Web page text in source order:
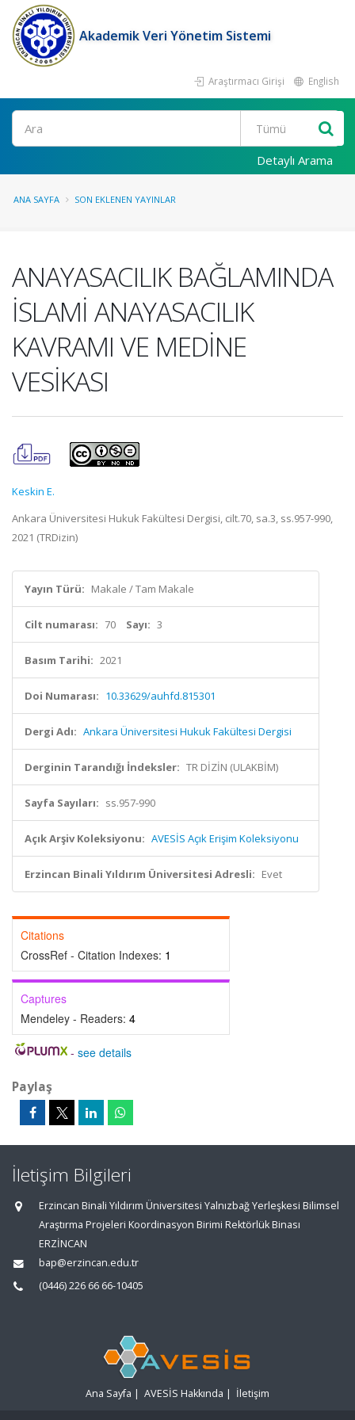
Akademik Veri Yönetim Sistemi
Araştırmacı Girişi English
Ara
Detaylı Arama
ANA SAYFA SON EKLENEN YAYINLAR
ANAYASACILIK BAĞLAMINDA
İSLAMİ ANAYASACILIK
KAVRAMI VE MEDİNE
VESİKASI
Keskin E.
Ankara Üniversitesi Hukuk Fakültesi Dergisi, cilt.70, sa.3, ss.957-990,
2021 (TRDizin)
Yayın Türü: Makale / Tam Makale
Cilt numarası: 70 Sayı: 3
Basım Tarihi: 2021
Doi Numarası: 10.33629/auhfd.815301
Dergi Adı: Ankara Üniversitesi Hukuk Fakültesi Dergisi
Derginin Tarandığı İndeksler: TR DİZİN (ULAKBİM)
Sayfa Sayıları: ss.957-990
Açık Arşiv Koleksiyonu: AVESİS Açık Erişim Koleksiyonu
Erzincan Binali Yıldırım Üniversitesi Adresli: Evet
Citations
CrossRef - Citation Indexes: 1
Captures
Mendeley - Readers: 4
- see details
Paylaş
İletişim Bilgileri
Erzincan Binali Yıldırım Üniversitesi Yalnızbağ Yerleşkesi Bilimsel
Araştırma Projeleri Koordinasyon Birimi Rektörlük Binası
ERZİNCAN
bap@erzincan.edu.tr
(0446) 226 66 66-10405
Ana Sayfa | AVESİS Hakkında | İletişim